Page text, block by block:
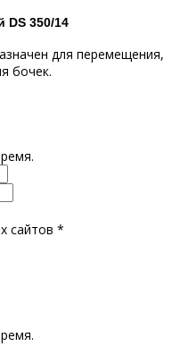
DS 350/14
для перемещения,
бочек.
сайтов *